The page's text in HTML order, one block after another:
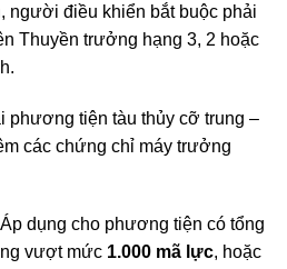
người điều khiển bắt buộc phải
Thuyền trưởng hạng 3, 2 hoặc
phương tiện tàu thủy cỡ trung –
các chứng chỉ máy trưởng
Áp dụng cho phương tiện có tổng
vượt mức 1.000 mã lực, hoặc